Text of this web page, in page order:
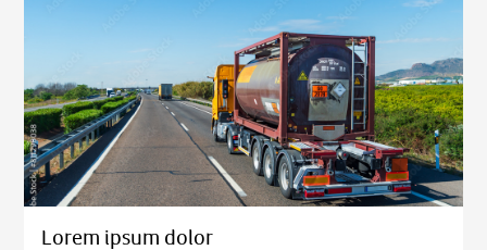
Lorem ipsum dolor